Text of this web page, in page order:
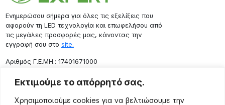
Εκτιμούμε το απόρρητό σας.
Χρησιμοποιούμε cookies για να βελτιώσουμε την
Ενημερώσου σήμερα για όλες τις εξελίξεις που
αφορούν τη LED τεχνολογία και επωφελήσου από
τις μεγάλες προσφορές μας, κάνοντας την
εγγραφή σου στο site.
Aριθμός Γ.Ε.ΜΗ.: 17401671000
Επικοινωνία
Ρόδου 133, Αθήνα 10443